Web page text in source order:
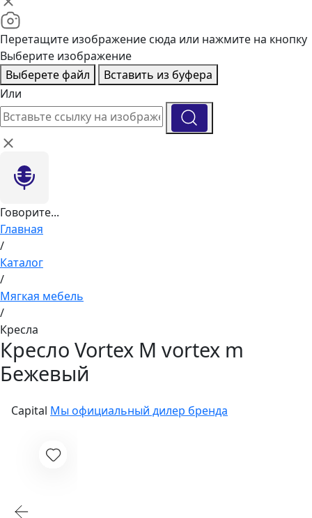
Перетащите изображение сюда или нажмите на кнопку
Выберите изображение
Выберете файл
Вставить из буфера
Или
Говорите...
Главная
/
Каталог
/
Мягкая мебель
/
Кресла
Кресло Vortex M vortex m
Бежевый
Capital Мы официальный дилер бренда